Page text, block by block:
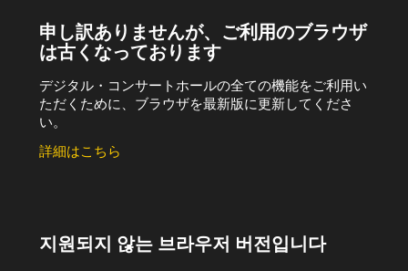
申し訳ありませんが、ご利用のブラウザ
は古くなっております
デジタル・コンサートホールの全ての機能をご利用い
ただくために、ブラウザを最新版に更新してくださ
い。
詳細はこちら
지원되지 않는 브라우저 버전입니다